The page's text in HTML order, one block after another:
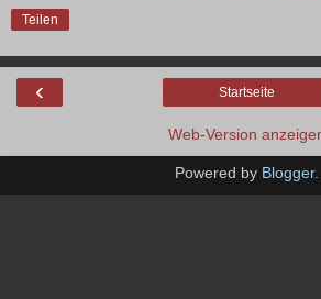
Teilen
‹ Startseite
Web-Version
Powered by Blogger.